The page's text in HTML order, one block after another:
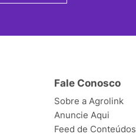
Fale Conosco
Sobre a Agrolink
Anuncie Aqui
Feed de Conteúdos